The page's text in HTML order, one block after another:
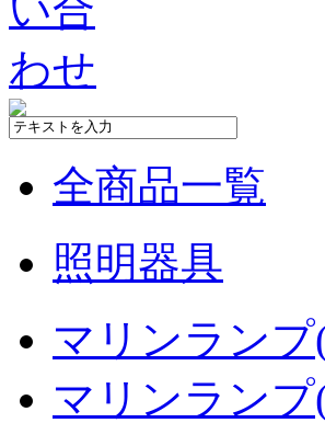
全商品一覧
照明器具
マリンラン
マリンラン